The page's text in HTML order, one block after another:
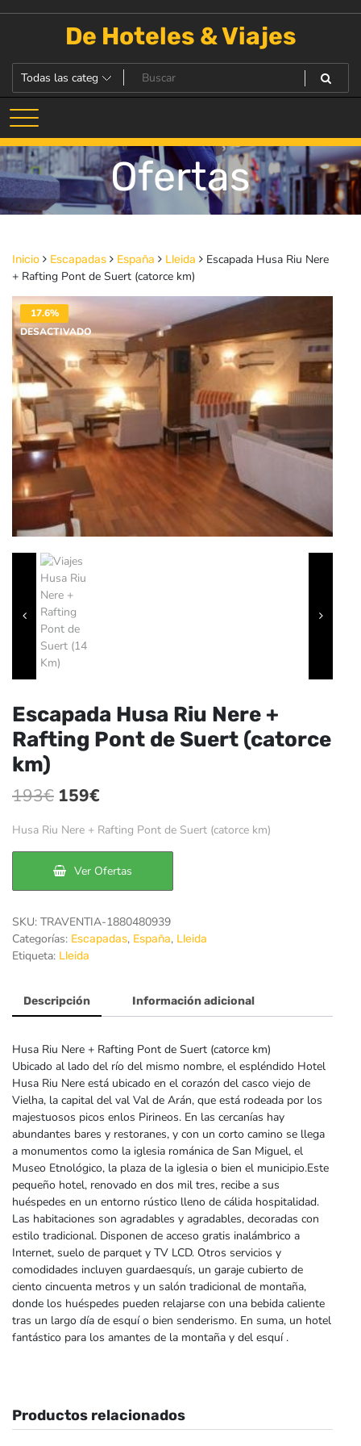
De Hoteles & Viajes
Ofertas
Inicio Escapadas España Lleida
Escapada Husa Riu Nere
+ Rafting Pont de Suert (catorce km)
17.6%
DESACTIVADO
Escapada Husa Riu Nere +
Rafting Pont de Suert (catorce
km)
193€ El
precio
era:
193€.
159€
precio
es:
159€.
Husa Riu Nere + Rafting Pont de Suert (catorce km)
Ver Ofertas
SKU: TRAVENTIA-1880480939
Categorías: Escapadas, España, Lleida
Etiqueta: Lleida
Descripción Información adicional
Husa Riu Nere + Rafting Pont de Suert (catorce km)
Ubicado al lado del río del mismo nombre, el espléndido Hotel
Husa Riu Nere está ubicado en el corazón del casco viejo de
Vielha, la capital del val Val de Arán, que está rodeada por los
majestuosos picos enlos Pirineos. En las cercanías hay
abundantes bares y restoranes, y con un corto camino se llega
a monumentos como la iglesia románica de San Miguel, el
Museo Etnológico, la plaza de la iglesia o bien el municipio.Este
pequeño hotel, renovado en dos mil tres, recibe a sus
huéspedes en un entorno rústico lleno de cálida hospitalidad.
Las habitaciones son agradables y agradables, decoradas con
estilo tradicional. Disponen de acceso gratis inalámbrico a
Internet, suelo de parquet y TV LCD. Otros servicios y
comodidades incluyen guardaesquís, un garaje cubierto de
ciento cincuenta metros y un salón tradicional de montaña,
donde los huéspedes pueden relajarse con una bebida caliente
tras un largo día de esquí o bien senderismo. En suma, un hotel
fantástico para los amantes de la montaña y del esquí .
Productos relacionados